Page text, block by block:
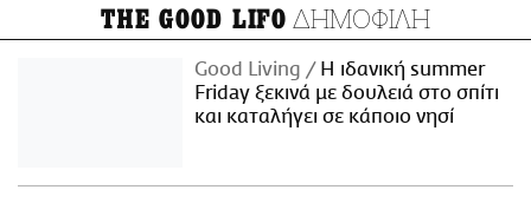
THE GOOD LIFO ΔΗΜΟΦΙΛΗ
Good Living
Η ιδανική summer
Friday ξεκινά με δουλειά στο σπίτι
και καταλήγει σε κάποιο νησί